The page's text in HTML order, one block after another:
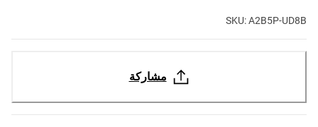
SKU: A2B5P-UD8B
مشاركة